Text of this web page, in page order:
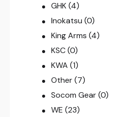
GHK (4)
Inokatsu (0)
King Arms (4)
KSC (0)
KWA (1)
Other (7)
Socom Gear (0)
WE (23)